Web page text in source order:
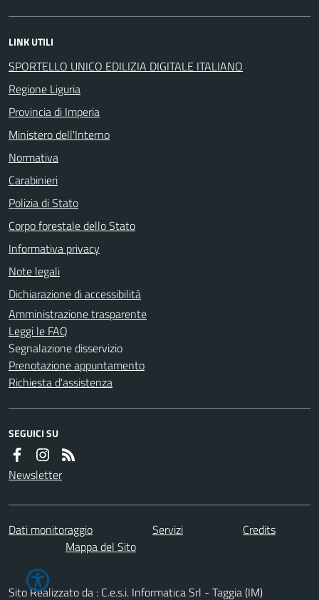
LINK UTILI
SPORTELLO UNICO EDILIZIA DIGITALE ITALIANO
Regione Liguria
Provincia di Imperia
Ministero dell'Interno
Normativa
Carabinieri
Polizia di Stato
Corpo forestale dello Stato
Informativa privacy
Note legali
Dichiarazione di accessibilità
Amministrazione trasparente
Leggi le FAQ
Segnalazione disservizio
Prenotazione appuntamento
Richiesta d'assistenza
SEGUICI SU
Newsletter
Dati monitoraggio Servizi
Credits
Mappa del Sito
Sito Realizzato da : C.e.s.i. Informatica Srl - Taggia (IM)